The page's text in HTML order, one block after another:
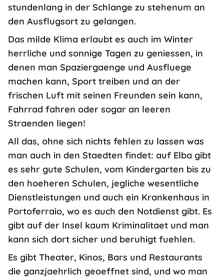
stundenlang in der Schlange zu stehenum an
den Ausflugsort zu gelangen.
Das milde Klima erlaubt es auch im Winter
herrliche und sonnige Tagen zu geniessen, in
denen man Spaziergaenge und Ausfluege
machen kann, Sport treiben und an der
frischen Luft mit seinen Freunden sein kann,
Fahrrad fahren oder sogar an leeren
Straenden liegen!
All das, ohne sich nichts fehlen zu lassen was
man auch in den Staedten findet: auf Elba gibt
es sehr gute Schulen, vom Kindergarten bis zu
den hoeheren Schulen, jegliche wesentliche
Dienstleistungen und auch ein Krankenhaus in
Portoferraio, wo es auch den Notdienst gibt. Es
gibt auf der Insel kaum Kriminalitaet und man
kann sich dort sicher und beruhigt fuehlen.
Es gibt Theater, Kinos, Bars und Restaurants
die ganzjaehrlich geoeffnet sind, und wo man